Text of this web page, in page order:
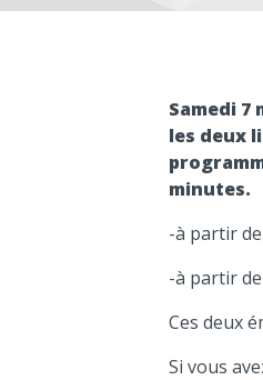
Samedi 7
les deux
minutes.
-à partir
-à partir
Ces deux
Si vous